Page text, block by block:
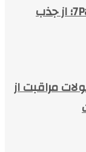
خدمات شبکه‌های اجتماعی 7Panel؛ از جذب
مراقبت از